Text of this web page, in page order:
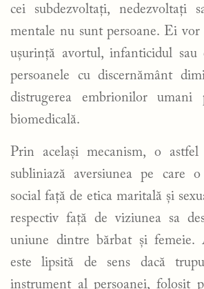
cei subdezvoltați, nedezvoltați
mentale nu sunt persoane. Ei vor
ușurință avortul, infanticidul sau
persoanele cu discernământ
distrugerea embrionilor umani
biomedicală.
Prin același mecanism, o astfel
subliniază aversiunea pe care
social față de etica maritală și
respectiv față de viziunea sa
uniune dintre bărbat și femeie.
este lipsită de sens dacă
instrument al persoanei, folosit